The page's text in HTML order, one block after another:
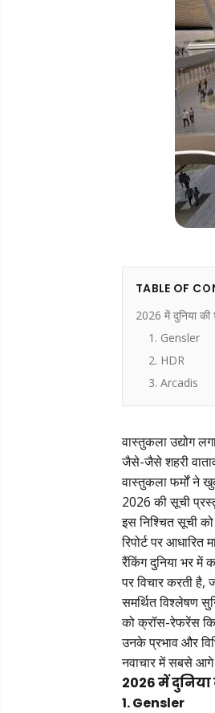
TABLE OF
2026 में दुनिया की
1. Gensler
2. HDR
3. Arcadis
वास्तुकला उद्योग
जैसे-जैसे शहरी
वास्तुकला फर्मों ने
2026 की सूची
इस निश्चित सूची
रिपोर्ट पर
रैंकिंग दुनिया भर में
पर विचार करती
समर्थित विश्लेषण
को क्रॉस-रेफरेंस
उनके प्रभाव और
नवाचार में सबसे आगे
2026 में दुनिया
1. Gensler